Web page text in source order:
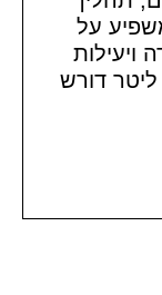
על
ויעילות